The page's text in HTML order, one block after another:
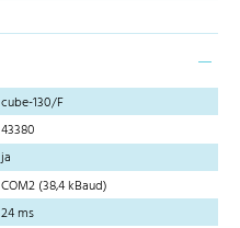
cube-130/F
43380
ja
COM2 (38,4 kBaud)
24 ms